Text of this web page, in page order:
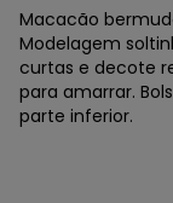
Macacão
Modelagem
curtas e decote
para amarrar.
parte inferior.
bonprix -